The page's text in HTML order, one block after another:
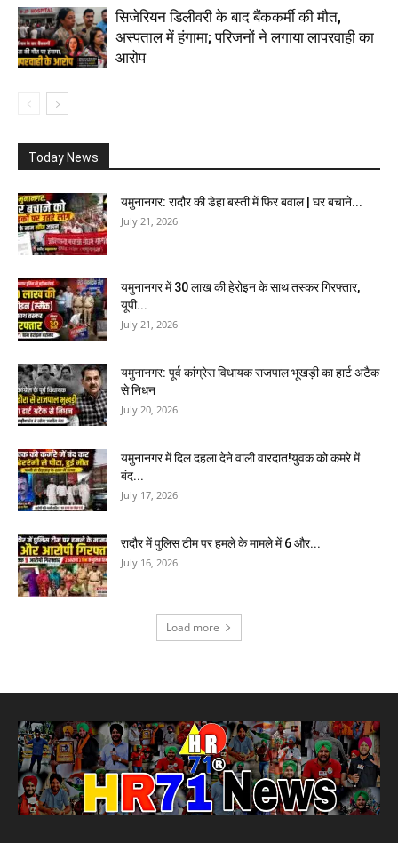
सिजेरियन डिलीवरी के बाद बैंककर्मी की मौत,
अस्पताल में हंगामा; परिजनों ने लगाया लापरवाही का
आरोप
Today News
यमुनानगर: रादौर की डेहा बस्ती में फिर बवाल | घर बचाने...
July 21, 2026
यमुनानगर में 30 लाख की हेरोइन के साथ तस्कर गिरफ्तार,
यूपी...
July 21, 2026
यमुनानगर: पूर्व कांग्रेस विधायक राजपाल भूखड़ी का हार्ट अटैक
से निधन
July 20, 2026
यमुनानगर में दिल दहला देने वाली वारदात!युवक को कमरे में
बंद...
July 17, 2026
रादौर में पुलिस टीम पर हमले के मामले में 6 और...
July 16, 2026
Load more